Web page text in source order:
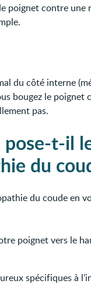
poignet contre une
du côté interne
bougez le poignet
pas.
t-il
du
du coude en
poignet vers le
spécifiques à